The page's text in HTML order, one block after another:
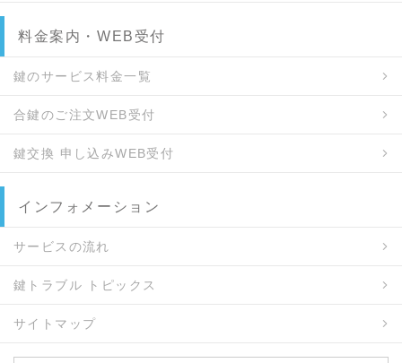
料金案内・WEB受付
鍵のサービス料金一覧
合鍵のご注文WEB受付
鍵交換 申し込みWEB受付
インフォメーション
サービスの流れ
鍵トラブル トピックス
サイトマップ